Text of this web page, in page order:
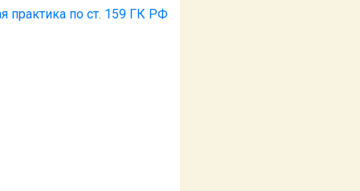
практика по ст. 159 ГК РФ